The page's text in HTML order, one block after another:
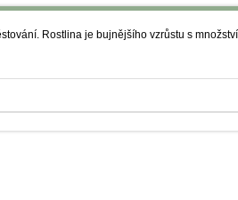
Rostlina je bujnějšího vzrůstu s